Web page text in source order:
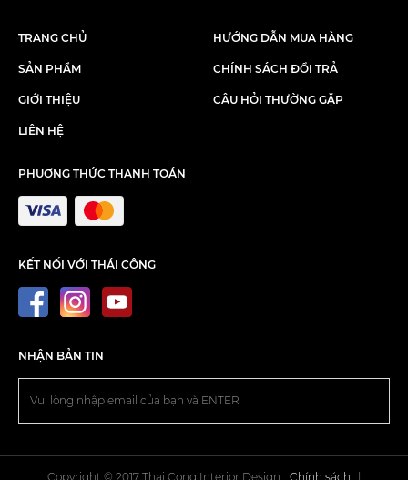
TRANG CHỦ
SẢN PHẨM
GIỚI THIỆU
LIÊN HỆ
HƯỚNG DẪN MUA HÀNG
CHÍNH SÁCH ĐỔI TRẢ
CÂU HỎI THƯỜNG GẶP
PHUƠNG THỨC THANH TOÁN
KẾT NỐI VỚI THÁI CÔNG
NHẬN BẢN TIN
Copyright © 2017 Thai Cong Interior Design. Chính sách